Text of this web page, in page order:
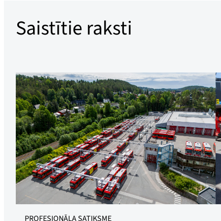
Saistītie raksti
JĀBRAUC: Elektroautobusiem nevajadzētu pārāk ilgi stāvēt
PROFESIONĀLA SATIKSME